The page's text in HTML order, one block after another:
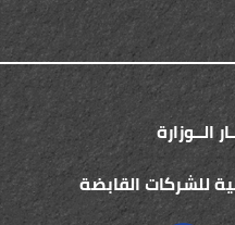
الــوزارة
للشركات القابضة